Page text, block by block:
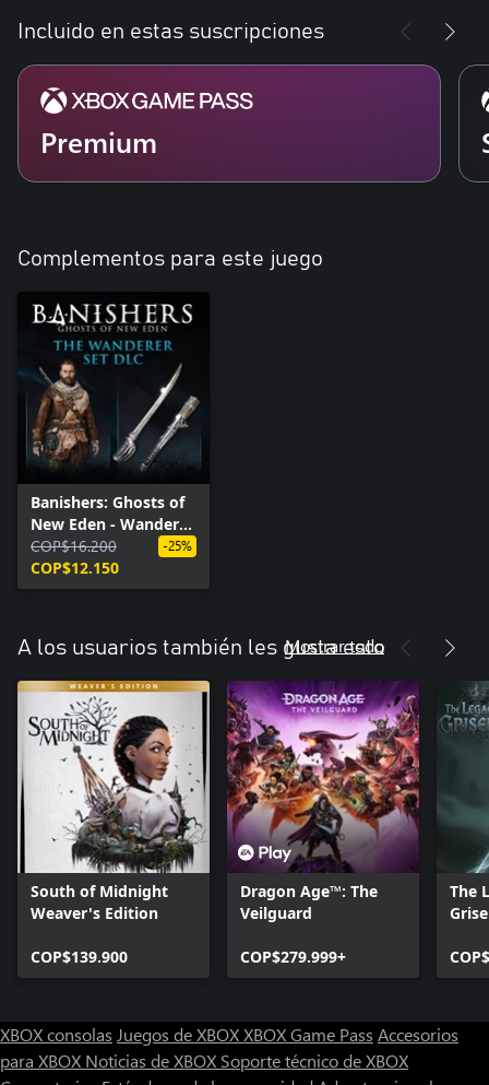
Incluido en estas suscripciones
Premium
Complementos para este juego
Banishers: Ghosts of
New Eden - Wanderer
Set DLC
COP$16.200
COP$12.150
-25%
A los usuarios también les gusta esto
Mostrar todo
South of Midnight
Weaver's Edition
COP$139.900
Dragon Age™: The
Veilguard
COP$279.999+
The
XBOX consolas Juegos de XBOXXBOX Game Pass Accesorios
para XBOX Noticias de XBOX Soporte técnico de XBOX